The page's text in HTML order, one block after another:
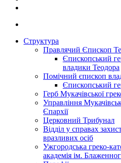
Структура
Правлячий Єпископ
Єпископський
владики Теодора
Помічний єпископ
Єпископський
Герб Мукачівської
Управління
Єпархії
Церковний Трибунал
Відділ у справах
вразливих осіб
Ужгородська греко-
академія ім.